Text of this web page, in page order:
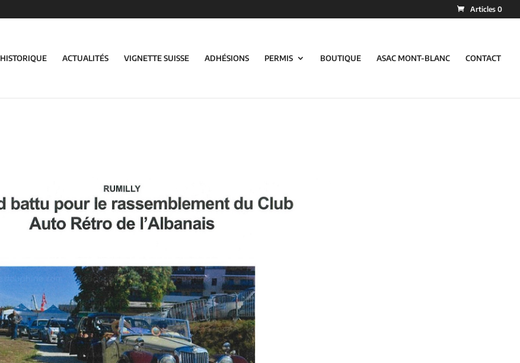
Articles 0
HISTORIQUE ACTUALITÉS VIGNETTE SUISSE ADHÉSIONS PERMIS BOUTIQUE ASAC MONT-BLANC CONTACT